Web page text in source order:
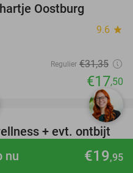
€19,95
nu
Oostburg
9.6 star
Regulier €31,35
€17,50
55%
favorite_border
+ evt. ontbijt